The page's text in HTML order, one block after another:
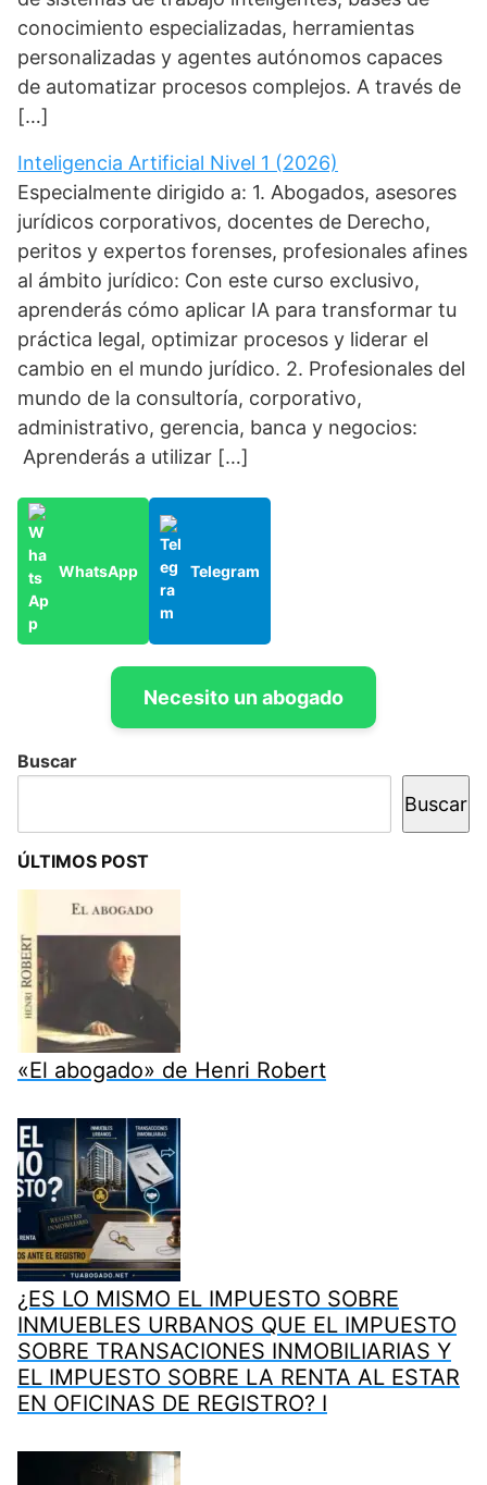
conocimiento especializadas, herramientas
personalizadas y agentes autónomos capaces
de automatizar procesos complejos. A través de
[…]
Inteligencia Artificial Nivel 1 (2026)
Especialmente dirigido a: 1. Abogados, asesores
jurídicos corporativos, docentes de Derecho,
peritos y expertos forenses, profesionales afines
al ámbito jurídico: Con este curso exclusivo,
aprenderás cómo aplicar IA para transformar tu
práctica legal, optimizar procesos y liderar el
cambio en el mundo jurídico. 2. Profesionales del
mundo de la consultoría, corporativo,
administrativo, gerencia, banca y negocios:
Aprenderás a utilizar […]
WhatsApp Telegram
Necesito un abogado
Buscar
Buscar
ÚLTIMOS POST
«El abogado» de Henri Robert
¿ES LO MISMO EL IMPUESTO SOBRE
INMUEBLES URBANOS QUE EL IMPUESTO
SOBRE TRANSACIONES INMOBILIARIAS Y
EL IMPUESTO SOBRE LA RENTA AL ESTAR
EN OFICINAS DE REGISTRO? I